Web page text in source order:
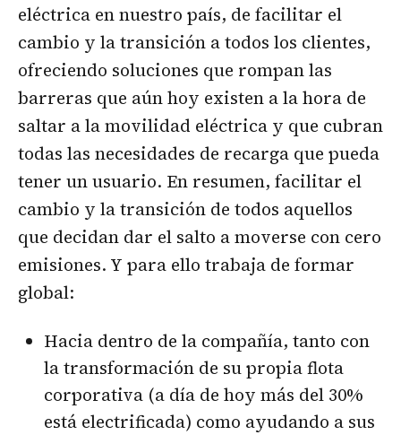
eléctrica en nuestro país, de facilitar el
cambio y la transición a todos los clientes,
ofreciendo soluciones que rompan las
barreras que aún hoy existen a la hora de
saltar a la movilidad eléctrica y que cubran
todas las necesidades de recarga que pueda
tener un usuario. En resumen, facilitar el
cambio y la transición de todos aquellos
que decidan dar el salto a moverse con cero
emisiones. Y para ello trabaja de formar
global:
Hacia dentro de la compañía, tanto con
la transformación de su propia flota
corporativa (a día de hoy más del 30%
está electrificada) como ayudando a sus